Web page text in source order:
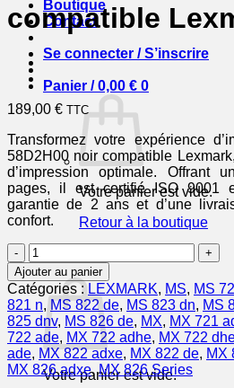
Boutique
Contact
Se connecter / S’inscrire
Panier /0,00 € 0
Votre panier est vide.
Retour à la boutique
Panier
Votre panier est vide.
compatible
189,00 € TTC
Transformez votre expérience
58D2H00 noir compatible
d’impression optimale. Offrant
pages, il est certifié ISO 9001
garantie de 2 ans et d’une
confort.
quantité
de
58D2H00
-
toner
compatible
Lexmark
-
noir
Ajouter au panier
Catégories : LEXMARK, MS, MS
821 n, MS 822 de, MS 823 dn, MS
825 dnv, MS 826 de, MX, MX 721
722 ade, MX 722 adhe, MX 722
ade, MX 822 adxe, MX 822 de, MX
MX 826 adxe,MX 826 Series